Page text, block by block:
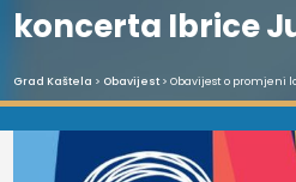
koncerta Ibrice
Grad Kaštela > Obavijest> Obavijest o promjeni